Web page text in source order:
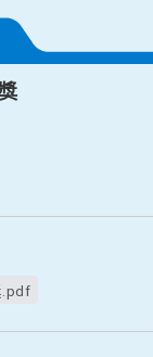
.pdf